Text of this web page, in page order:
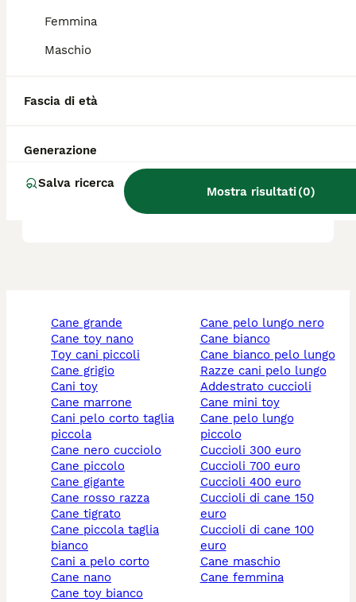
Femmina
Maschio
Fascia di età
Generazione
Salva ricerca
Mostra risultati(0)
Lo Springer Spaniel è adatto
ai bambini?
Qual è il carattere del Welsh
Il Welsh Springer Spaniel
perde molto pelo?
cane grande
cane toy nano
toy cani piccoli
cane grigio
cani toy
cane marrone
cani pelo corto taglia
piccola
cane nero cucciolo
cane piccolo
cane gigante
cane rosso razza
cane tigrato
cane piccola taglia
bianco
cani a pelo corto
cane nano
cane toy bianco
cane pelo lungo nero
cane bianco
cane bianco pelo lungo
razze cani pelo lungo
addestrato cuccioli
cane mini toy
cane pelo lungo
piccolo
cuccioli 300 euro
cuccioli 700 euro
cuccioli 400 euro
cuccioli di cane 150
euro
cuccioli di cane 100
euro
cane maschio
cane femmina